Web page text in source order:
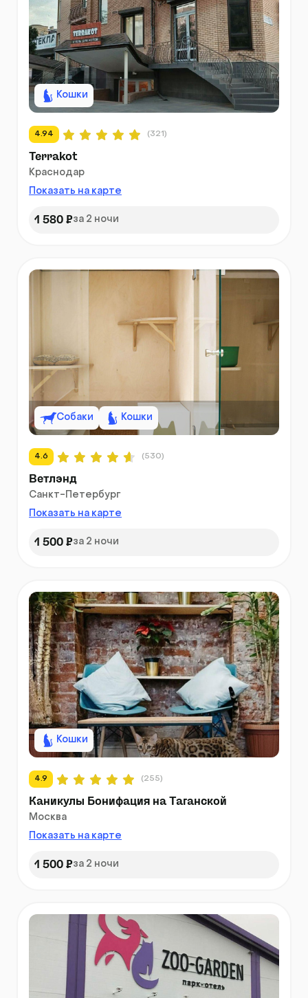
Кошки
4.94 (321)
Terrakot
Краснодар
Показать на карте
1 580 ₽за 2 ночи
Собаки Кошки
4.6 (530)
Ветлэнд
Санкт-Петербург
Показать на карте
1 500 ₽за 2 ночи
Кошки
4.9 (255)
Каникулы Бонифация на Таганской
Москва
Показать на карте
1 500 ₽за 2 ночи